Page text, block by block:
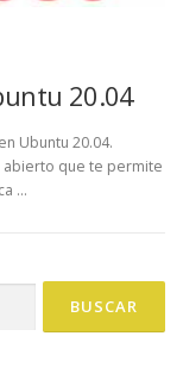
20.04
Ubuntu 20.04.
abierto que te permite
…